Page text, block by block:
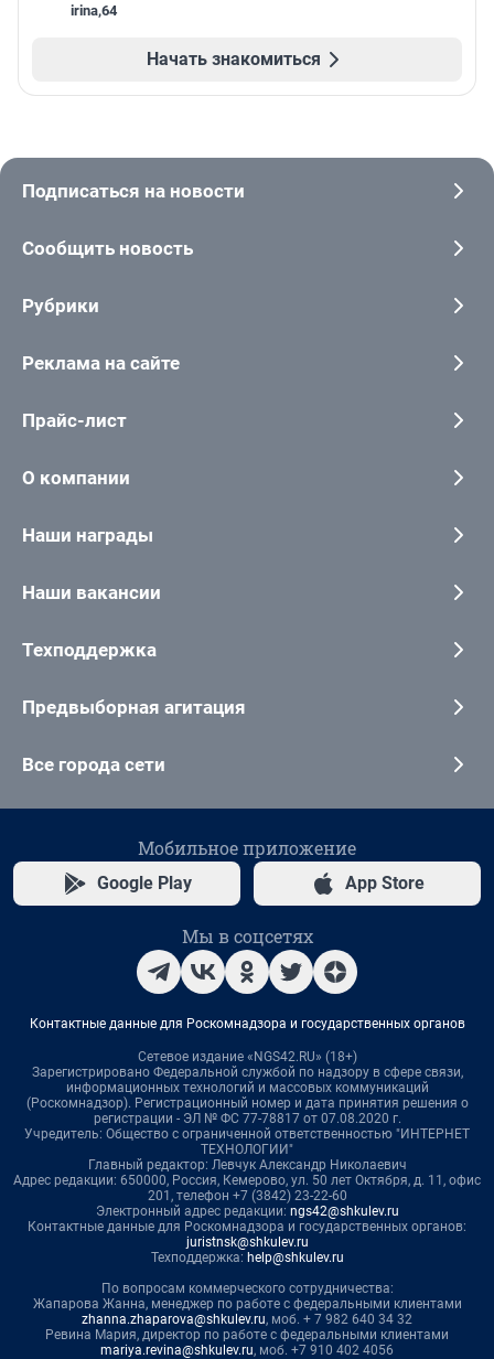
irina,64
Начать знакомиться
Подписаться на новости
Сообщить новость
Рубрики
Реклама на сайте
Прайс-лист
О компании
Наши награды
Наши вакансии
Техподдержка
Предвыборная агитация
Все города сети
Мобильное приложение
Google Play App Store
Мы в соцсетях
Контактные данные для Роскомнадзора и государственных органов
Сетевое издание «NGS42.RU» (18+)
Зарегистрировано Федеральной службой по надзору в сфере связи,
информационных технологий и массовых коммуникаций
(Роскомнадзор). Регистрационный номер и дата принятия решения о
регистрации - ЭЛ № ФС 77-78817 от 07.08.2020 г.
Учредитель: Общество с ограниченной ответственностью "ИНТЕРНЕТ
ТЕХНОЛОГИИ"
Главный редактор: Левчук Александр Николаевич
Адрес редакции: 650000, Россия, Кемерово, ул. 50 лет Октября, д. 11, офис
201, телефон +7 (3842) 23-22-60
Электронный адрес редакции: ngs42@shkulev.ru
Контактные данные для Роскомнадзора и государственных органов:
juristnsk@shkulev.ru
Техподдержка: help@shkulev.ru
По вопросам коммерческого сотрудничества:
Жапарова Жанна, менеджер по работе с федеральными клиентами
zhanna.zhaparova@shkulev.ru, моб. + 7 982 640 34 32
Ревина Мария, директор по работе с федеральными клиентами
mariya.revina@shkulev.ru, моб. +7 910 402 4056